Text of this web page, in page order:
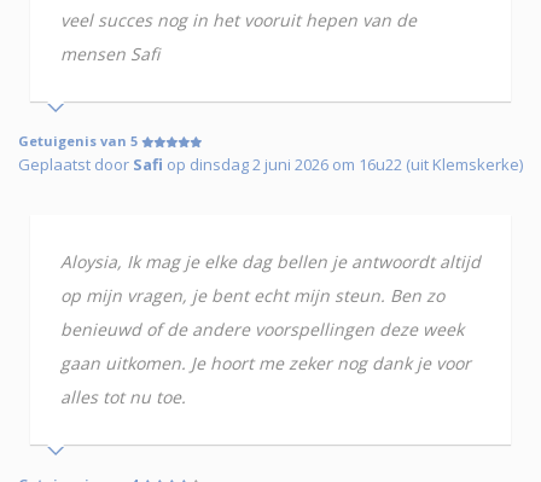
veel succes nog in het vooruit hepen van de
mensen Safi
Getuigenis van 5
Geplaatst door Safi op dinsdag 2 juni 2026 om 16u22 (uit Klemskerke)
Aloysia, Ik mag je elke dag bellen je antwoordt altijd
op mijn vragen, je bent echt mijn steun. Ben zo
benieuwd of de andere voorspellingen deze week
gaan uitkomen. Je hoort me zeker nog dank je voor
alles tot nu toe.